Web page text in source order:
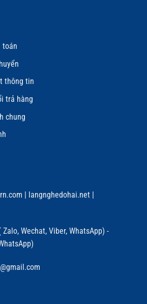
toán
thông tin
trả hàng
chung
| langnghedohai.net |
Wechat, Viber, WhatsApp) -